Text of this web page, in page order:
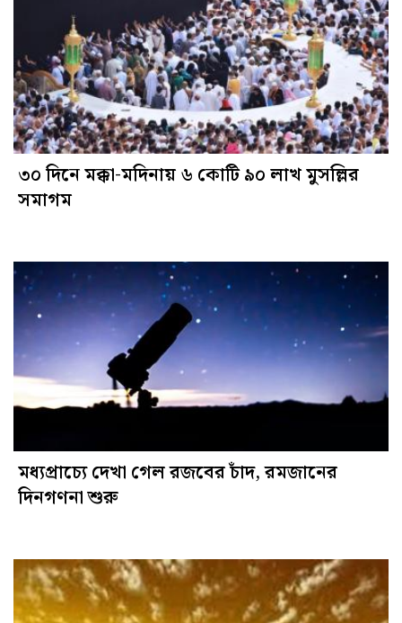
৩০ দিনে মক্কা-মদিনায় ৬ কোটি ৯০ লাখ মুসল্লির
সমাগম
মধ্যপ্রাচ্যে দেখা গেল রজবের চাঁদ, রমজানের
দিনগণনা শুরু